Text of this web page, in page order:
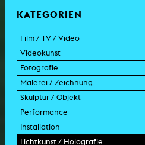
KATEGORIEN
Film / TV / Video
Spielfilm
Dokumentarfilm
Doku-Drama
Animation
Experimentalfilm
TV-Format
TV-Design
Videokunst
Experimentalfilm
Videoarbeit
Videoperformance
Videoinstallation
Videoskulptur
Fotografie
Fotoarbeit
Dokumentarfotografie
Fotoinstallation
Malerei / Zeichnung
Malerei
Zeichnung
Collage
Grafik
Skulptur / Objekt
Skulptur
Objekt
Modell
Performance
Intervention
Szenografie
Installation
Kunst im öffentlichen Raum
Lichtkunst / Holografie